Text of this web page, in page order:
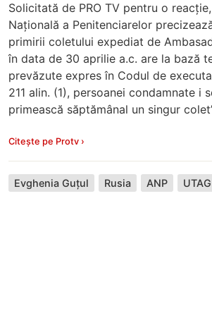
Solicitată de PRO TV pentru o
Națională a Penitenciarelor
primirii coletului expediat de
în data de 30 aprilie a.c. are la bază
prevăzute expres în Codul de
211 alin. (1), persoanei condamnate i
primească săptămânal un singur
Citește pe Protv ›
Evghenia Guțul Rusia ANP UTAG